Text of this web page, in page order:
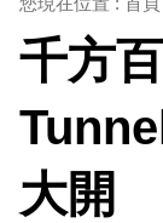
千方
大開